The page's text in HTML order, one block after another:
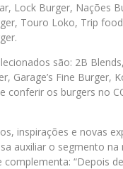
Lock Burger, Nações
Touro Loko, Trip
são: 2B
Garage’s Fine
conferir os burgers no
inspirações e novas
auxiliar o segmento
complementa: “Depois